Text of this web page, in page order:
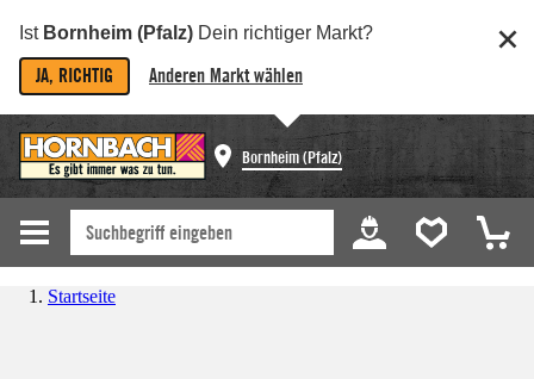
Ist Bornheim (Pfalz) Dein richtiger Markt?
JA, RICHTIG Anderen Markt wählen
Bornheim (Pfalz)
Startseite